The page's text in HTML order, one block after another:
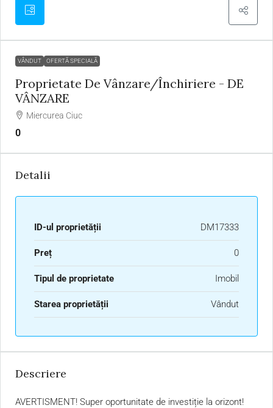
VÂNDUT OFERTĂ SPECIALĂ
Proprietate De Vânzare/închiriere - DE
VÂNZARE
Miercurea Ciuc
0
Detalii
ID-ul proprietății DM17333
Preț 0
Tipul de proprietate Imobil
Starea proprietății Vândut
Descriere
AVERTISMENT! Super oportunitate de investiție la orizont!